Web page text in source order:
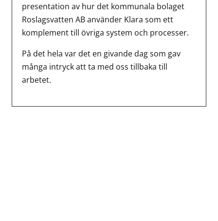
presentation av hur det kommunala bolaget
Roslagsvatten AB använder Klara som ett
komplement till övriga system och processer.
På det hela var det en givande dag som gav
många intryck att ta med oss tillbaka till
arbetet.